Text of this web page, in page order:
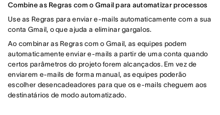
Combine as Regras com o Gmail para automatizar processos
Use as Regras para enviar e-mails automaticamente com a sua
conta Gmail, o que ajuda a eliminar gargalos.
Ao combinar as Regras com o Gmail, as equipes podem
automaticamente enviar e-mails a partir de uma conta quando
certos parâmetros do projeto forem alcançados. Em vez de
enviarem e-mails de forma manual, as equipes poderão
escolher desencadeadores para que os e-mails cheguem aos
destinatários de modo automatizado.